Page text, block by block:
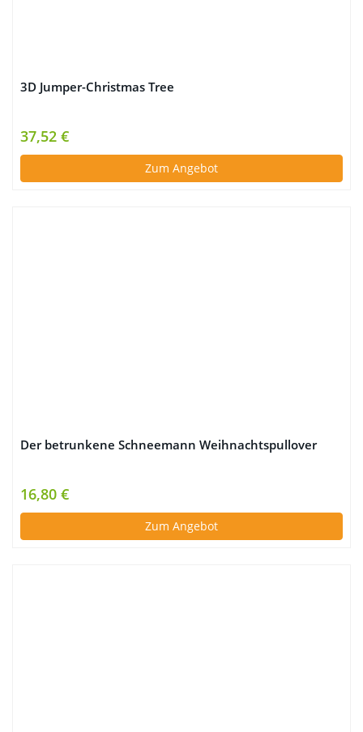
3D Jumper-Christmas Tree
37,52 €
Zum Angebot
Der betrunkene Schneemann Weihnachtspullover
16,80 €
Zum Angebot